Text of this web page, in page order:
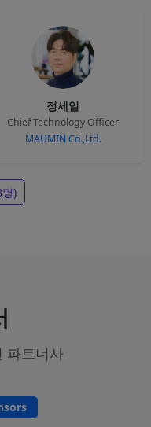
정세일
Chief Technology Officer
MAUMIN Co.,Ltd.
)
파트너사